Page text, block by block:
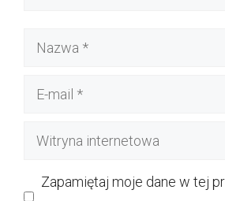
Nazwa
Witryna
Zapamiętaj moje dane w tej